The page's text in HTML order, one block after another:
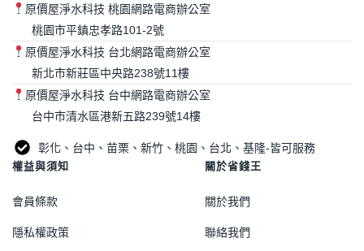
原價屋淨水科技 桃園網路電商辦公室
桃園市平鎮忠孝路101-2號
原價屋淨水科技 台北網路電商辦公室
新北市新莊區中央路238號11樓
原價屋淨水科技 台中網路電商辦公室
台中市清水區港新五路239號14樓
彰化、台中、苗栗、新竹、桃園、台北、基隆-皆可服務
權益與須知
會員條款
隱私權政策
關於省錢王
關於我們
聯絡我們